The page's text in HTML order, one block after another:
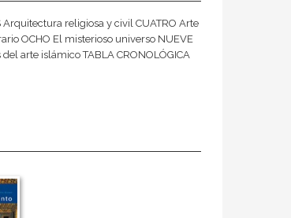
religiosa y civil CUATRO Arte
OCHO El misterioso universo NUEVE
arte islámico TABLA CRONOLÓGICA